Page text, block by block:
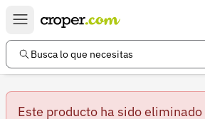
Busca lo que necesitas
Este producto ha sido eliminado
Enlaces de interés
Preguntas frecuentes
Ayuda